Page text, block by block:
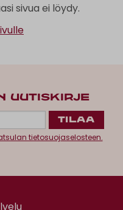
sivua ei löydy.
UUTISKIRJE
tietosuojaselosteen.